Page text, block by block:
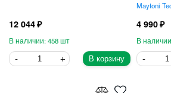
12 044
458
В корзину
Maytoni
4 990